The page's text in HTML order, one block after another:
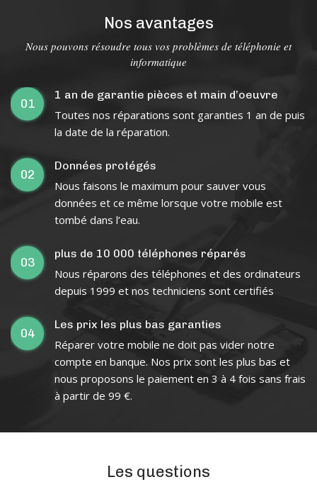
Nos avantages
Nous pouvons résoudre tous vos problèmes de téléphonie et
informatique
01
1 an de garantie pièces et main d’oeuvre
Toutes nos réparations sont garanties 1 an de puis
la date de la réparation.
02
Données protégés
Nous faisons le maximum pour sauver vous
données et ce même lorsque votre mobile est
tombé dans l’eau.
03
plus de 10 000 téléphones réparés
Nous réparons des téléphones et des ordinateurs
depuis 1999 et nos techniciens sont certifiés
04
Les prix les plus bas garanties
Réparer votre mobile ne doit pas vider notre
compte en banque. Nos prix sont les plus bas et
nous proposons le paiement en 3 à 4 fois sans frais
à partir de 99 €.
Les questions